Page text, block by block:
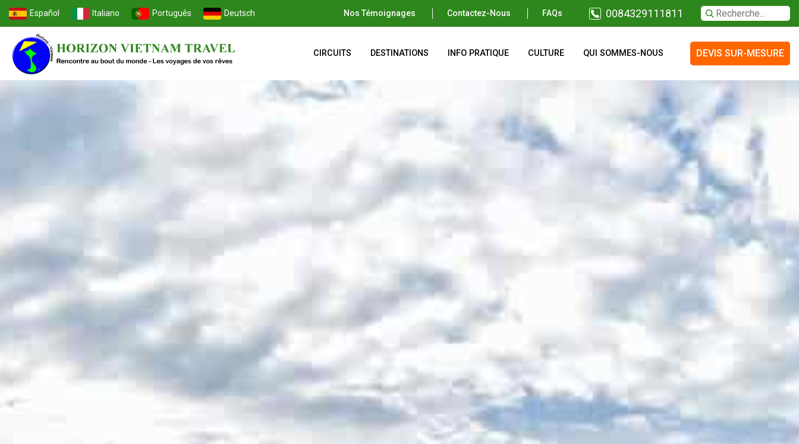
Español Italiano Português Deutsch Nos Témoignages Contactez-Nous FAQs 0084329111811
CIRCUITS DESTINATIONS INFO PRATIQUE CULTURE QUI SOMMES-NOUS DEVIS SUR-MESURE